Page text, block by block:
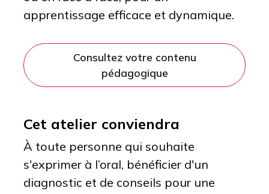
apprentissage efficace et dynamique.
Consultez votre contenu
pédagogique
Cet atelier conviendra
À toute personne qui souhaite
s'exprimer à l’oral, bénéficier d'un
diagnostic et de conseils pour une